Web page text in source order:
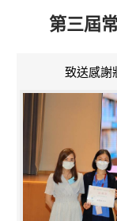
第三屆
致送感謝